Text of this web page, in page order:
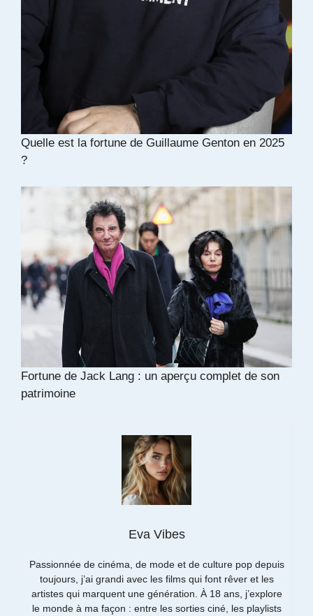
Quelle est la fortune de Guillaume Genton en 2025
?
Fortune de Jack Lang : un aperçu complet de son
patrimoine
Eva Vibes
Passionnée de cinéma, de mode et de culture pop depuis
toujours, j’ai grandi avec les films qui font rêver et les
artistes qui marquent une génération. À 18 ans, j’explore
le monde à ma façon : entre les sorties ciné, les playlists